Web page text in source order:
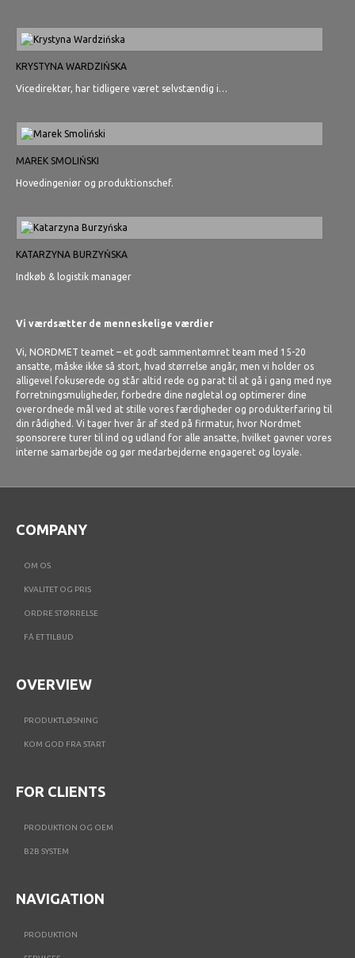
KRYSTYNA WARDZIŃSKA
Vicedirektør, har tidligere været selvstændig i…
MAREK SMOLIŃSKI
Hovedingeniør og produktionschef.
KATARZYNA BURZYŃSKA
Indkøb & logistik manager
Vi værdsætter de menneskelige værdier
Vi, NORDMET teamet – et godt sammentømret team med 15-20
ansatte, måske ikke så stort, hvad størrelse angår, men vi holder os
alligevel fokuserede og står altid rede og parat til at gå i gang med nye
forretningsmuligheder, forbedre dine nøgletal og optimerer dine
overordnede mål ved at stille vores færdigheder og produkterfaring til
din rådighed. Vi tager hver år af sted på firmatur, hvor Nordmet
sponsorere turer til ind og udland for alle ansatte, hvilket gavner vores
interne samarbejde og gør medarbejderne engageret og loyale.
COMPANY
OM OS
KVALITET OG PRIS
ORDRE STØRRELSE
FÅ ET TILBUD
OVERVIEW
PRODUKTLØSNING
KOM GOD FRA START
FOR CLIENTS
PRODUKTION OG OEM
B2B SYSTEM
NAVIGATION
PRODUKTION